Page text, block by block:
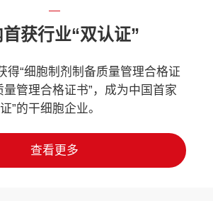
首获行业“双认证”
得“细胞制剂制备质量管理合格证
量管理合格证书”，成为中国首家
”的干细胞企业。
查看更多